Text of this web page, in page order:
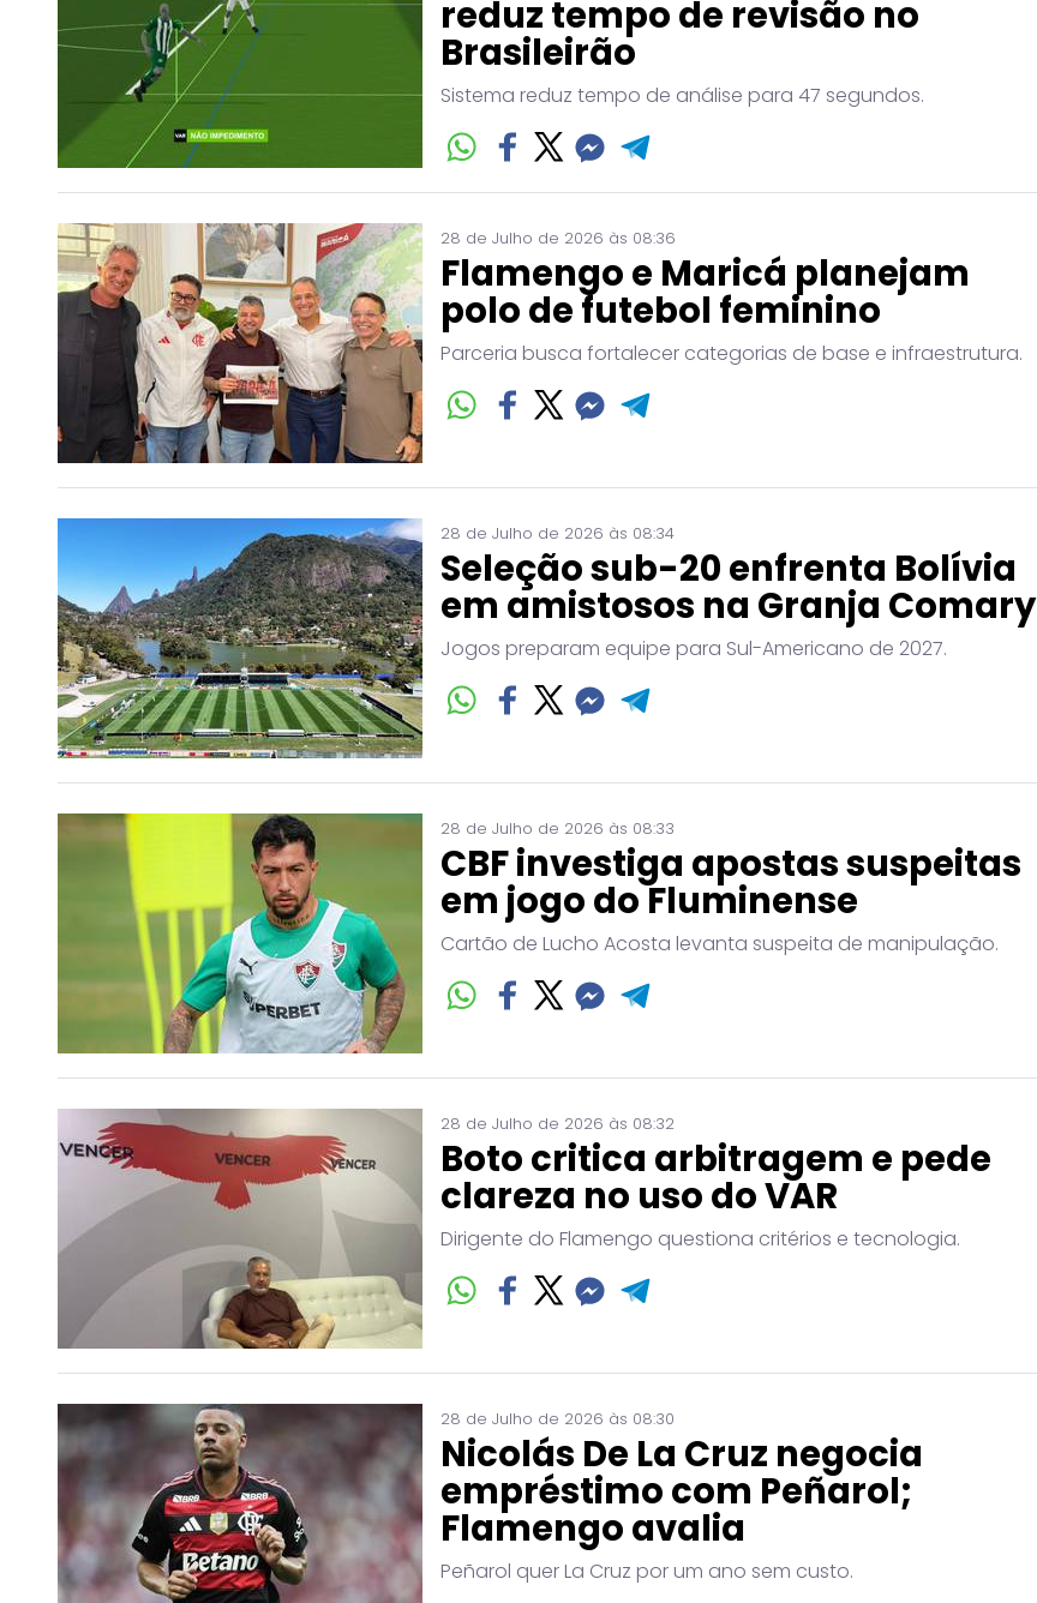
reduz tempo de revisão no
Brasileirão
Sistema reduz tempo de análise para 47 segundos.
28 de Julho de 2026 às 08:36
Flamengo e Maricá planejam
polo de futebol feminino
Parceria busca fortalecer categorias de base e infraestrutura.
28 de Julho de 2026 às 08:34
Seleção sub-20 enfrenta Bolívia
em amistosos na Granja Comary
Jogos preparam equipe para Sul-Americano de 2027.
28 de Julho de 2026 às 08:33
CBF investiga apostas suspeitas
em jogo do Fluminense
Cartão de Lucho Acosta levanta suspeita de manipulação.
28 de Julho de 2026 às 08:32
Boto critica arbitragem e pede
clareza no uso do VAR
Dirigente do Flamengo questiona critérios e tecnologia.
28 de Julho de 2026 às 08:30
Nicolás De La Cruz negocia
empréstimo com Peñarol;
Flamengo avalia
Peñarol quer La Cruz por um ano sem custo.